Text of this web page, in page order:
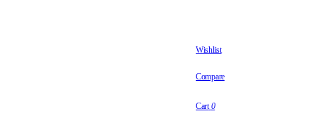
Wishlist
Compare
Cart 0